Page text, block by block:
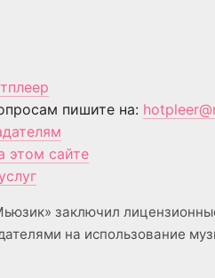
пишите на:
этом сайте
заключил
на использование